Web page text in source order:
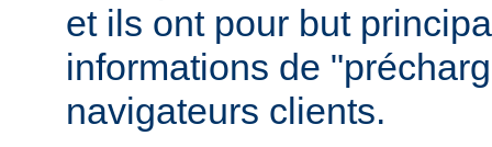
et ils ont pour but
informations de
navigateurs clients.